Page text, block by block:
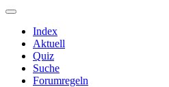
Index
Aktuell
Quiz
Suche
Forumregeln